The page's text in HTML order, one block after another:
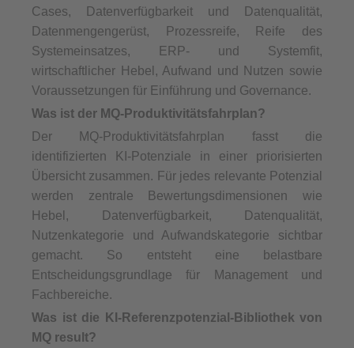
Cases, Datenverfügbarkeit und Datenqualität,
Datenmengengerüst, Prozessreife, Reife des
Systemeinsatzes, ERP- und Systemfit,
wirtschaftlicher Hebel, Aufwand und Nutzen sowie
Voraussetzungen für Einführung und Governance.
Was ist der MQ-Produktivitätsfahrplan?
Der MQ-Produktivitätsfahrplan fasst die
identifizierten KI-Potenziale in einer priorisierten
Übersicht zusammen. Für jedes relevante Potenzial
werden zentrale Bewertungsdimensionen wie
Hebel, Datenverfügbarkeit, Datenqualität,
Nutzenkategorie und Aufwandskategorie sichtbar
gemacht. So entsteht eine belastbare
Entscheidungsgrundlage für Management und
Fachbereiche.
Was ist die KI-Referenzpotenzial-Bibliothek von
MQ result?